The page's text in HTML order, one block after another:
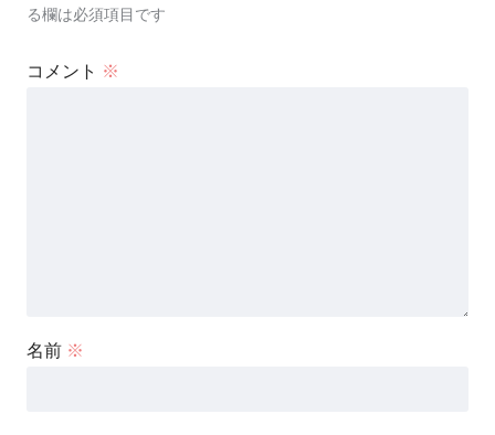
る欄は必須項目です
コメント ※
名前 ※